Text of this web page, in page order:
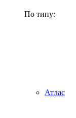
По типу:
Атлас